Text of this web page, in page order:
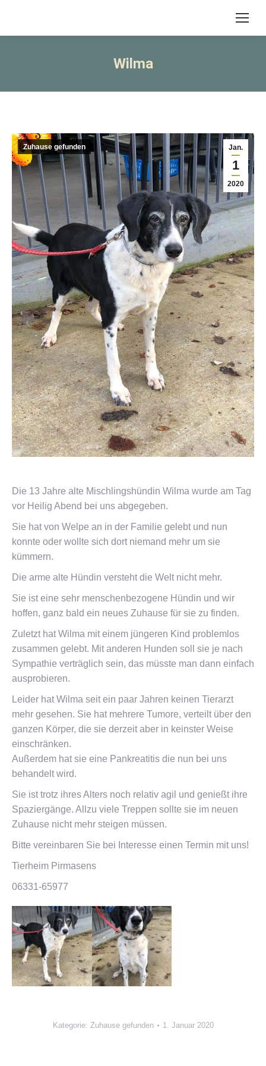
Wilma
Jan.
1
2020
Zuhause gefunden
Die 13 Jahre alte Mischlingshündin Wilma wurde am Tag
vor Heilig Abend bei uns abgegeben.
Sie hat von Welpe an in der Familie gelebt und nun
konnte oder wollte sich dort niemand mehr um sie
kümmern.
Die arme alte Hündin versteht die Welt nicht mehr.
Sie ist eine sehr menschenbezogene Hündin und wir
hoffen, ganz bald ein neues Zuhause für sie zu finden.
Zuletzt hat Wilma mit einem jüngeren Kind problemlos
zusammen gelebt. Mit anderen Hunden soll sie je nach
Sympathie verträglich sein, das müsste man dann einfach
ausprobieren.
Leider hat Wilma seit ein paar Jahren keinen Tierarzt
mehr gesehen. Sie hat mehrere Tumore, verteilt über den
ganzen Körper, die sie derzeit aber in keinster Weise
einschränken.
Außerdem hat sie eine Pankreatitis die nun bei uns
behandelt wird.
Sie ist trotz ihres Alters noch relativ agil und genießt ihre
Spaziergänge. Allzu viele Treppen sollte sie im neuen
Zuhause nicht mehr steigen müssen.
Bitte vereinbaren Sie bei Interesse einen Termin mit uns!
Tierheim Pirmasens
06331-65977
Kategorie: Zuhause gefunden 1. Januar 2020